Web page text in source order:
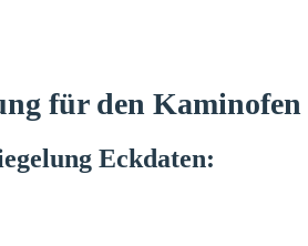
für den Kaminofen
Eckdaten: